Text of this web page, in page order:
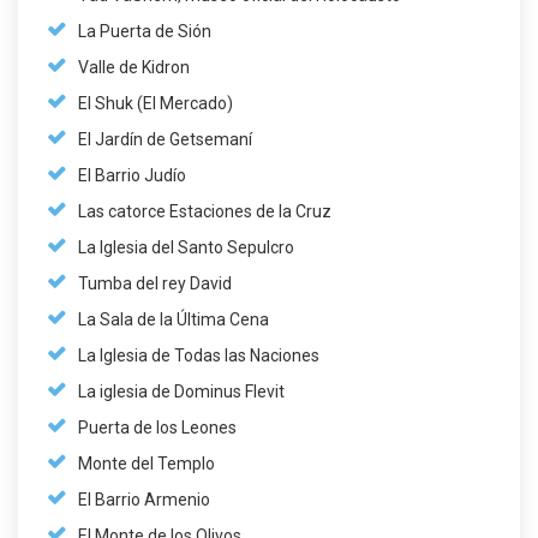
La Puerta de Sión
Valle de Kidron
El Shuk (El Mercado)
El Jardín de Getsemaní
El Barrio Judío
Las catorce Estaciones de la Cruz
La Iglesia del Santo Sepulcro
Tumba del rey David
La Sala de la Última Cena
La Iglesia de Todas las Naciones
La iglesia de Dominus Flevit
Puerta de los Leones
Monte del Templo
El Barrio Armenio